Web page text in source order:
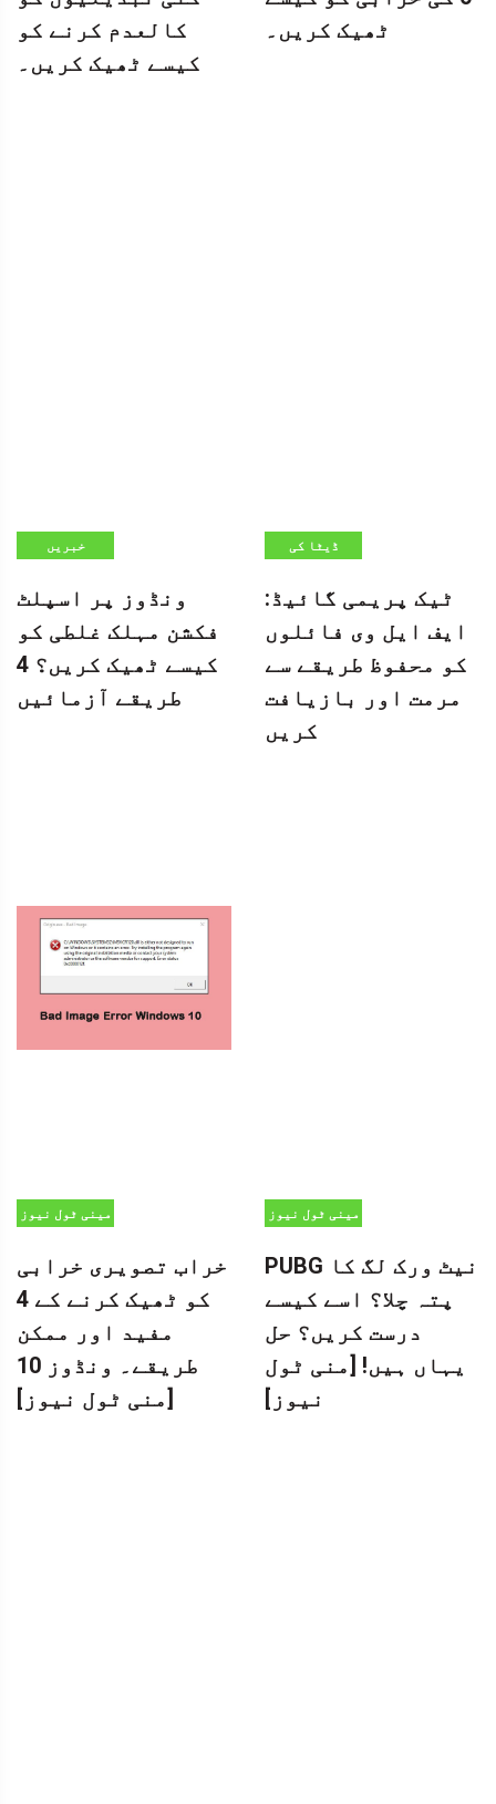
کالعدم کرنے کو
کیسے ٹھیک کریں۔
ٹھیک کریں۔
خبریں
ونڈوز پر اسپلٹ
فکشن مہلک غلطی کو
کیسے ٹھیک کریں؟ 4
طریقے آزمائیں
ڈیٹا کی
ٹیک پریمی گائیڈ:
ایف ایل وی فائلوں
کو محفوظ طریقے سے
مرمت اور بازیافت
کریں
مینی ٹول نیوز
خراب تصویری خرابی
کو ٹھیک کرنے کے 4
مفید اور ممکن
طریقے۔ ونڈوز 10
[منی ٹول نیوز]
مینی ٹول نیوز
PUBG نیٹ ورک لگ کا
پتہ چلا؟ اسے کیسے
درست کریں؟ حل
یہاں ہیں! [منی ٹول
نیوز]